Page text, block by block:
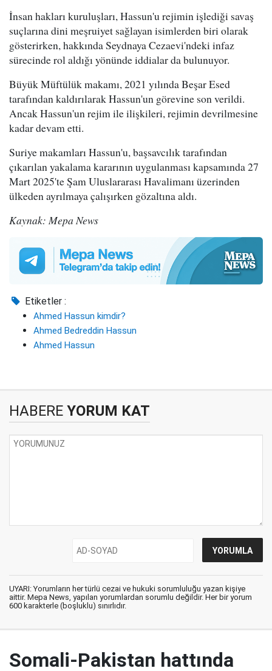
İnsan hakları kuruluşları, Hassun'u rejimin işlediği savaş
suçlarına dini meşruiyet sağlayan isimlerden biri olarak
gösterirken, hakkında Seydnaya Cezaevi'ndeki infaz
sürecinde rol aldığı yönünde iddialar da bulunuyor.
Büyük Müftülük makamı, 2021 yılında Beşar Esed
tarafından kaldırılarak Hassun'un görevine son verildi.
Ancak Hassun'un rejim ile ilişkileri, rejimin devrilmesine
kadar devam etti.
Suriye makamları Hassun'u, başsavcılık tarafından
çıkarılan yakalama kararının uygulanması kapsamında 27
Mart 2025'te Şam Uluslararası Havalimanı üzerinden
ülkeden ayrılmaya çalışırken gözaltına aldı.
Kaynak: Mepa News
Etiketler :
Ahmed Hassun kimdir?
Ahmed Bedreddin Hassun
Ahmed Hassun
HABERE YORUM KAT
UYARI: Yorumların her türlü cezai ve hukuki sorumluluğu yazan kişiye
aittir. Mepa News, yapılan yorumlardan sorumlu değildir. Her bir yorum
600 karakterle (boşluklu) sınırlıdır.
Somali-Pakistan hattında